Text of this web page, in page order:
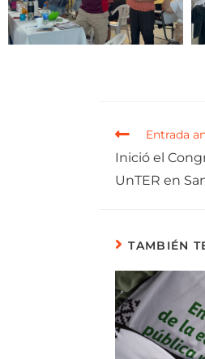
Entrada
Inició el
UnTER en
TAMBIÉN